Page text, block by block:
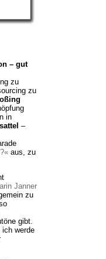
– gut
zu
zu
in
–
aus, zu
Janner
zu
gibt.
ich werde